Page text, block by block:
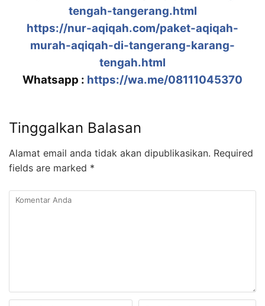
tengah-tangerang.html
https://nur-aqiqah.com/paket-aqiqah-
murah-aqiqah-di-tangerang-karang-
tengah.html
Whatsapp : https://wa.me/08111045370
Tinggalkan Balasan
Alamat email anda tidak akan dipublikasikan. Required
fields are marked *